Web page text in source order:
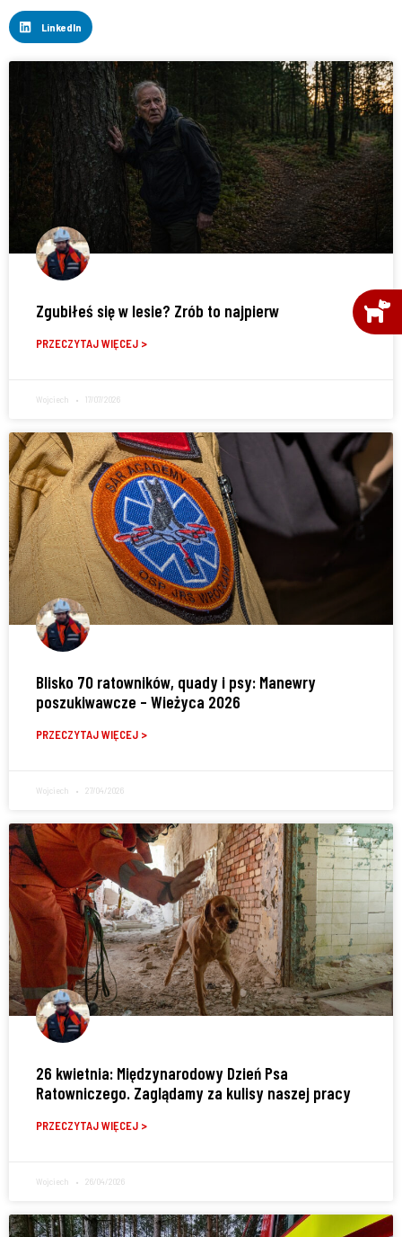
LinkedIn
Zgubiłeś się w lesie? Zrób to najpierw
PRZECZYTAJ WIĘCEJ >
Wojciech 17/07/2026
Blisko 70 ratowników, quady i psy: Manewry
poszukiwawcze – Wieżyca 2026
PRZECZYTAJ WIĘCEJ >
Wojciech 27/04/2026
26 kwietnia: Międzynarodowy Dzień Psa
Ratowniczego. Zaglądamy za kulisy naszej pracy
PRZECZYTAJ WIĘCEJ >
Wojciech 26/04/2026